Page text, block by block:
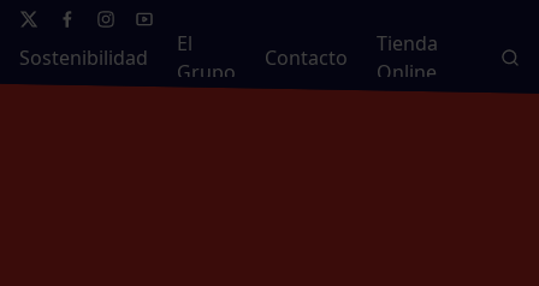
Sostenibilidad
El
Grupo
Contacto
Tienda
Online